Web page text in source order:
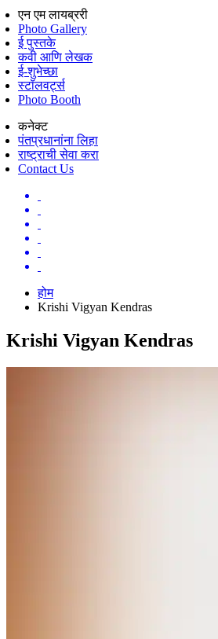
एन एम लायब्ररी
Photo Gallery
ई पुस्तके
कवी आणि लेखक
ई-शुभेच्छा
स्टॉलवर्ट्स
Photo Booth
कनेक्ट
पंतप्रधानांना लिहा
राष्ट्राची सेवा करा
Contact Us
होम
Krishi Vigyan Kendras
Krishi Vigyan Kendras